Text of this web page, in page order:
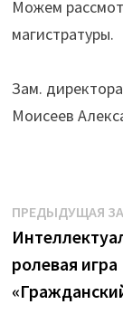
Можем
магистратуры.
Зам.
Моисеев
по
записям
ПРЕДЫДУЩАЯ
ролевая игра